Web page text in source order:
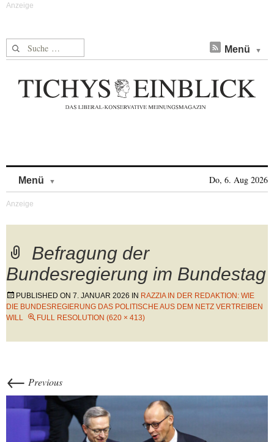
Suche nach: Menü
Menü Do, 6. Aug 2026
Befragung der
Bundesregierung im Bundestag
PUBLISHED ON 7. JANUAR 2026 IN RAZZIA IN DER REDAKTION: WIE
DIE BUNDESREGIERUNG DAS POLITISCHE AUS DEM NETZ VERTREIBEN
WILL
FULL RESOLUTION (620 × 413)
← Previous